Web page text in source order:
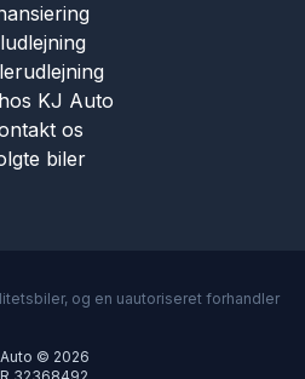
KJ Auto
os
biler
og en uautoriseret forhandler
© 2026